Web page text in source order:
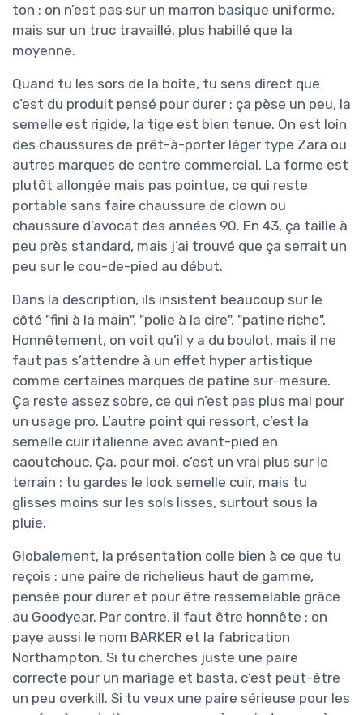
ton : on n’est pas sur un marron basique uniforme,
mais sur un truc travaillé, plus habillé que la
moyenne.
Quand tu les sors de la boîte, tu sens direct que
c’est du produit pensé pour durer : ça pèse un peu, la
semelle est rigide, la tige est bien tenue. On est loin
des chaussures de prêt-à-porter léger type Zara ou
autres marques de centre commercial. La forme est
plutôt allongée mais pas pointue, ce qui reste
portable sans faire chaussure de clown ou
chaussure d’avocat des années 90. En 43, ça taille à
peu près standard, mais j’ai trouvé que ça serrait un
peu sur le cou-de-pied au début.
Dans la description, ils insistent beaucoup sur le
côté "fini à la main", "polie à la cire", "patine riche".
Honnêtement, on voit qu’il y a du boulot, mais il ne
faut pas s’attendre à un effet hyper artistique
comme certaines marques de patine sur-mesure.
Ça reste assez sobre, ce qui n’est pas plus mal pour
un usage pro. L’autre point qui ressort, c’est la
semelle cuir italienne avec avant-pied en
caoutchouc. Ça, pour moi, c’est un vrai plus sur le
terrain : tu gardes le look semelle cuir, mais tu
glisses moins sur les sols lisses, surtout sous la
pluie.
Globalement, la présentation colle bien à ce que tu
reçois : une paire de richelieus haut de gamme,
pensée pour durer et pour être ressemelable grâce
au Goodyear. Par contre, il faut être honnête : on
paye aussi le nom BARKER et la fabrication
Northampton. Si tu cherches juste une paire
correcte pour un mariage et basta, c’est peut-être
un peu overkill. Si tu veux une paire sérieuse pour les